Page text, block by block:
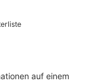
kommenden